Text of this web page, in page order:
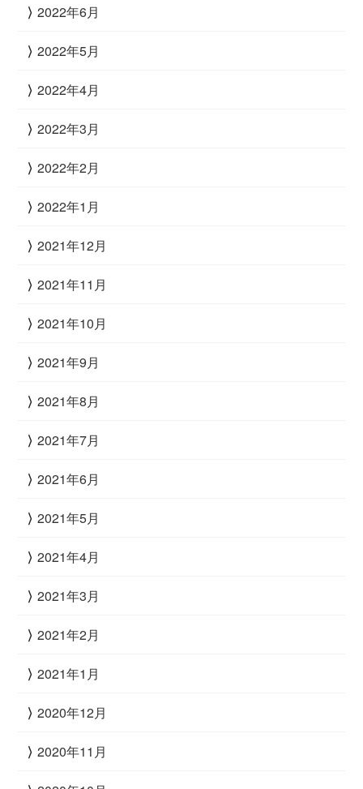
2022年6月
2022年5月
2022年4月
2022年3月
2022年2月
2022年1月
2021年12月
2021年11月
2021年10月
2021年9月
2021年8月
2021年7月
2021年6月
2021年5月
2021年4月
2021年3月
2021年2月
2021年1月
2020年12月
2020年11月